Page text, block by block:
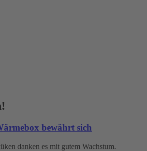
bewährt sich
danken es mit gutem Wachstum.